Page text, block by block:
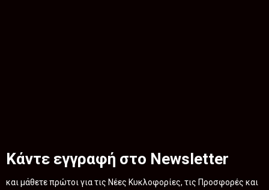
Κάντε εγγραφή στο Newsletter
και μάθετε πρώτοι για τις Νέες Κυκλοφορίες, τις Προσφορές και